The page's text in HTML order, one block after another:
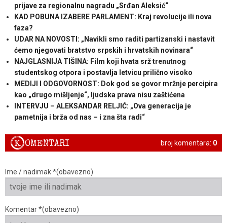
prijave za regionalnu nagradu „Srđan Aleksić“
KAD POBUNA IZABERE PARLAMENT: Kraj revolucije ili nova
faza?
UDAR NA NOVOSTI: „Navikli smo raditi partizanski i nastavit
ćemo njegovati bratstvo srpskih i hrvatskih novinara“
NAJGLASNIJA TIŠINA: Film koji hvata srž trenutnog
studentskog otpora i postavlja letvicu prilično visoko
MEDIJI I ODGOVORNOST: Dok god se govor mržnje percipira
kao „drugo mišljenje“, ljudska prava nisu zaštićena
INTERVJU – ALEKSANDAR RELJIĆ: „Ova generacija je
pametnija i brža od nas – i zna šta radi“
broj komentara: 0
KOMENTARI
Ime / nadimak *(obavezno)
Komentar *(obavezno)